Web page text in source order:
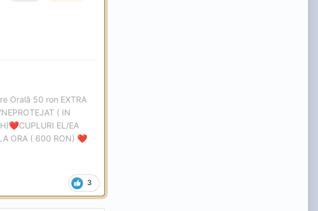
3
Orală 50 ron EXTRA
( IN
❤️CUPLURI EL/EA
ORA ( 600 RON) ❤️